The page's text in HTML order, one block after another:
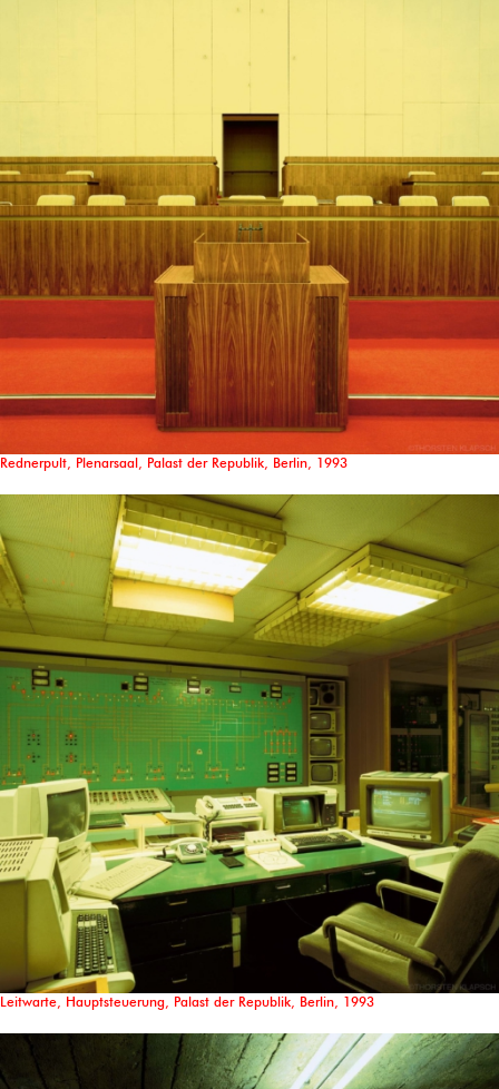
Rednerpult, Plenarsaal, Palast der Republik, Berlin, 1993
Leitwarte, Hauptsteuerung, Palast der Republik, Berlin, 1993